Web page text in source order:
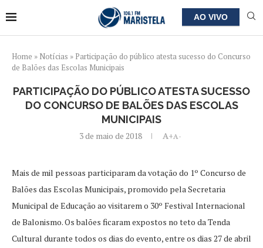
AO VIVO
Home » Notícias » Participação do público atesta sucesso do Concurso
de Balões das Escolas Municipais
PARTICIPAÇÃO DO PÚBLICO ATESTA SUCESSO
DO CONCURSO DE BALÕES DAS ESCOLAS
MUNICIPAIS
3 de maio de 2018 A+A-
Mais de mil pessoas participaram da votação do 1º Concurso de
Balões das Escolas Municipais, promovido pela Secretaria
Municipal de Educação ao visitarem o 30º Festival Internacional
de Balonismo. Os balões ficaram expostos no teto da Tenda
Cultural durante todos os dias do evento, entre os dias 27 de abril